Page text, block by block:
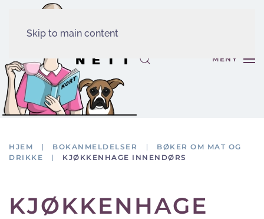
Skip to main content
MENY
HJEM BOKANMELDELSER
BØKER OM MAT OG
DRIKKE
KJØKKENHAGE INNENDØRS
KJØKKENHAGE